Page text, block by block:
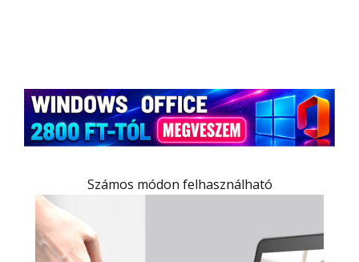
Számos módon felhasználható